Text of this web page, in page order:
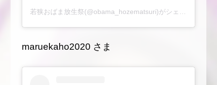
若狭おばま放生祭(@obama_hozematsuri)がシェアした投稿
maruekaho2020 さま